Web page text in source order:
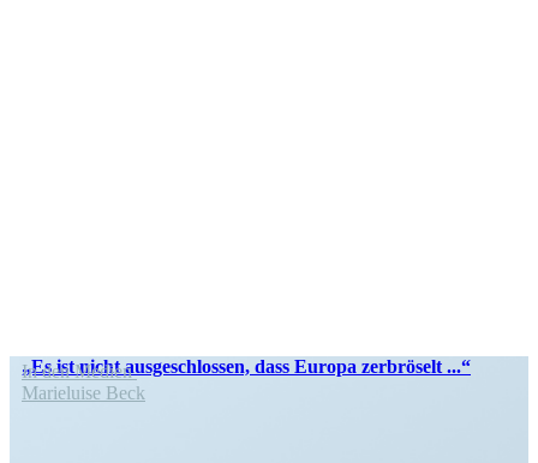
„Es ist nicht ausge­schlossen, dass Europa zerbröselt ...“
In den Medien
Marie­luise Beck